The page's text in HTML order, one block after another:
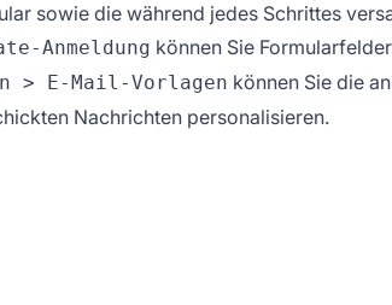
sowie die während jedes Schrittes
Anmeldung können Sie Formularfelder
> E-Mail-Vorlagen können Sie die an
Nachrichten personalisieren.